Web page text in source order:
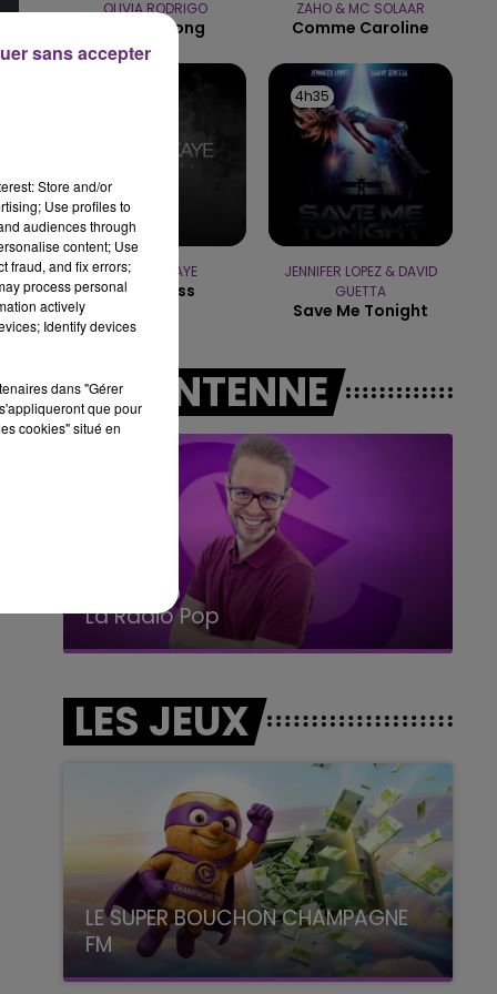
10h00 - 14h00
LE TICKET DE CAISSE
OLIVIA RODRIGO
Stupid Song
ZAHO & MC SOLAAR
Comme Caroline
MARINA KAYE
Homeless
4h35
4h35
JENNIFER LOPEZ & DAVID
GUETTA
Save Me Tonight
A L'ANTENNE
14h00 - 15h00
La Radio Pop
LES JEUX
LE SUPER BOUCHON CHAMPAGNE
FM
avec La Famille Champagne FM, à 8H10
Store and/or
Use profiles to
audiences through
content; Use
fraud, and fix errors;
process personal
actively
Identify devices
dans "Gérer
que pour
cookies" situé en
sans accepter